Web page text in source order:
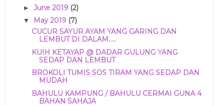
► June 2019 (2)
▼ May 2019 (7)
CUCUR SAYUR AYAM YANG GARING DAN
LEMBUT DI DALAM.....
KUIH KETAYAP @ DADAR GULUNG YANG
SEDAP DAN LEMBUT
BROKOLI TUMIS SOS TIRAM YANG SEDAP DAN
MUDAH
BAHULU KAMPUNG / BAHULU CERMAI GUNA 4
BAHAN SAHAJA